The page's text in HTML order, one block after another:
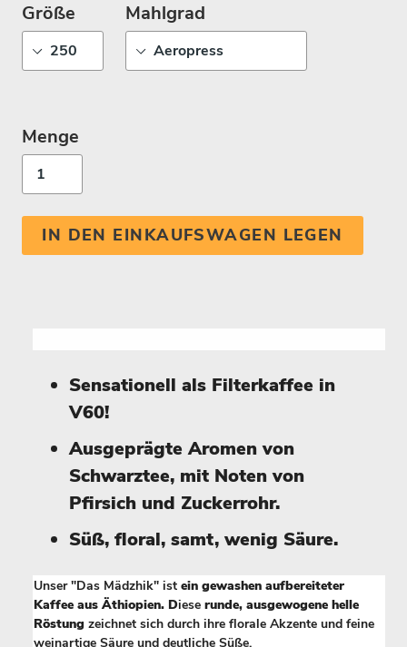
Größe Mahlgrad
Menge
IN DEN EINKAUFSWAGEN LEGEN
Sensationell als Filterkaffee in
V60!
Ausgeprägte Aromen von
Schwarztee, mit Noten von
Pfirsich und Zuckerrohr.
Süß, floral, samt, wenig Säure.
Unser "Das Mädzhik" ist ein gewashen aufbereiteter
Kaffee aus Äthiopien. Diese runde, ausgewogene helle
Röstung zeichnet sich durch ihre florale Akzente und feine
weinartige Säure und deutliche Süße.